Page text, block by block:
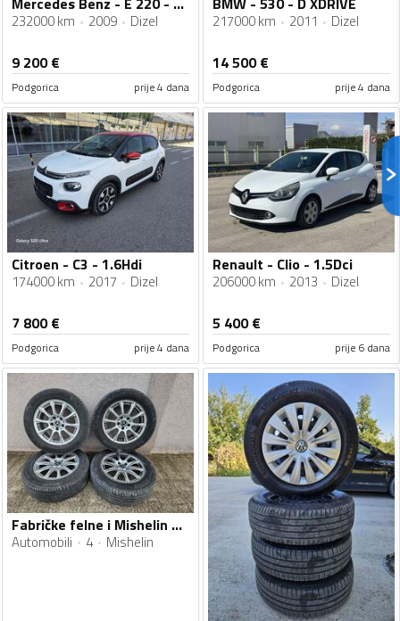
232000 km 2009 Dizel
9 200€
Podgorica prije 4 dana
217000 km 2011 Dizel
14 500€
Podgorica prije 4 dana
Citroen - C3 - 1.6Hdi
174000 km 2017 Dizel
7 800€
Podgorica prije 4 dana
Renault - Clio - 1.5Dci
206000 km 2013 Dizel
5 400€
Podgorica prije 6 dana
Fabričke felne i Mishelin gume
Automobili 4 Mishelin